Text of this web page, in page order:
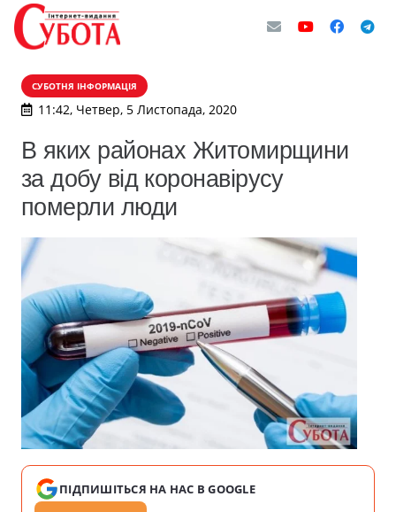
СУБОТНЯ ІНФОРМАЦІЯ
11:42, Четвер, 5 Листопада, 2020
В яких районах Житомирщини
за добу від коронавірусу
померли люди
ПІДПИШІТЬСЯ НА НАС В GOOGLE